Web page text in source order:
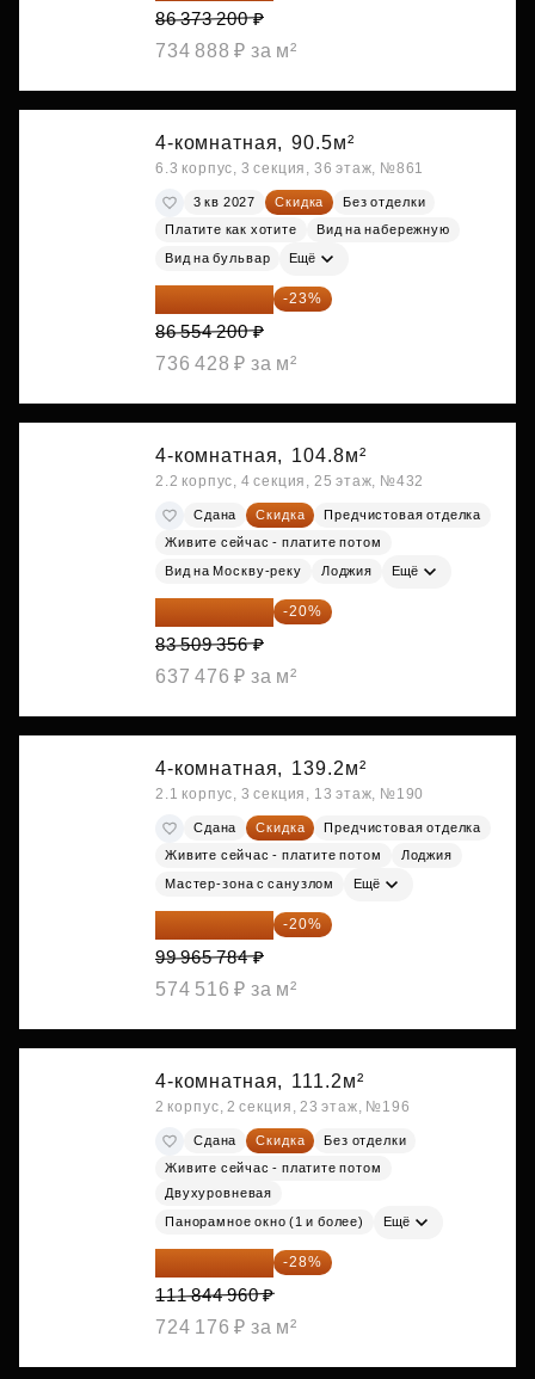
86 373 200 ₽
734 888 ₽ за м²
4-комнатная, 90.5м²
6.3 корпус, 3 секция, 36 этаж, №861
3 кв 2027 Скидка
Без отделки
Платите как хотите
Вид на набережную
Вид на бульвар Ещё
66 646 734 ₽ -23%
86 554 200 ₽
736 428 ₽ за м²
4-комнатная, 104.8м²
2.2 корпус, 4 секция, 25 этаж, №432
Сдана Скидка
Предчистовая отделка
Живите сейчас - платите потом
Вид на Москву-реку Лоджия Ещё
66 807 485 ₽ -20%
83 509 356 ₽
637 476 ₽ за м²
4-комнатная, 139.2м²
2.1 корпус, 3 секция, 13 этаж, №190
Сдана Скидка
Предчистовая отделка
Живите сейчас - платите потом
Лоджия
Мастер-зона с санузлом Ещё
79 972 627 ₽ -20%
99 965 784 ₽
574 516 ₽ за м²
4-комнатная, 111.2м²
2 корпус, 2 секция, 23 этаж, №196
Сдана Скидка
Без отделки
Живите сейчас - платите потом
Двухуровневая
Панорамное окно (1 и более) Ещё
80 528 371 ₽ -28%
111 844 960 ₽
724 176 ₽ за м²